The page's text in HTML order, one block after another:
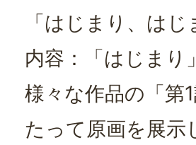
「はじまり、は
内容：「はじまり
様々な作品の「第
たって原画を展示